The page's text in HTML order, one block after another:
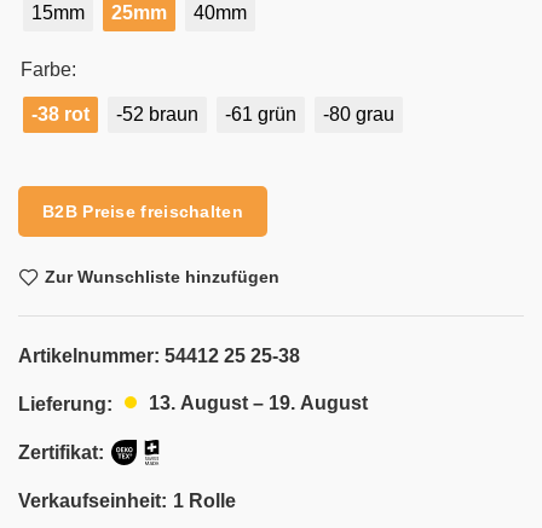
15mm 25mm 40mm
Farbe:
-38 rot -52 braun -61 grün -80 grau
B2B Preise freischalten
Zur Wunschliste hinzufügen
Artikelnummer: 54412 25 25-38
Lieferung: 13. August – 19. August
Zertifikat:
Verkaufseinheit: 1 Rolle